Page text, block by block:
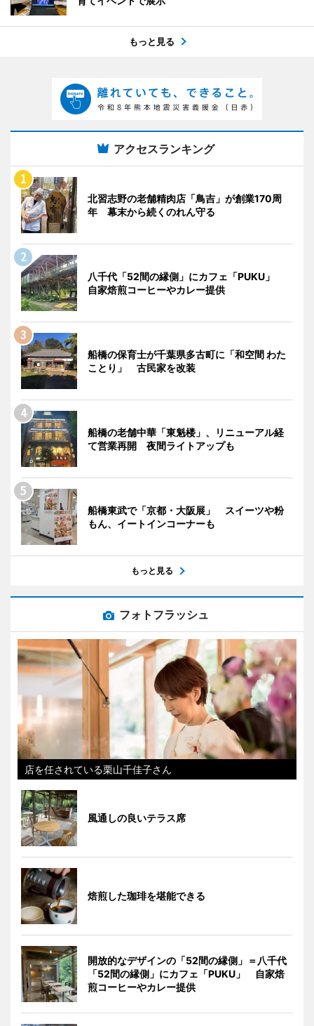
もっと見る
アクセスランキング
北習志野の老舗精肉店「鳥吉」が創業170周
年 幕末から続くのれん守る
八千代「52間の縁側」にカフェ「PUKU」
自家焙煎コーヒーやカレー提供
船橋の保育士が千葉県多古町に「和空間 わた
ことり」 古民家を改装
船橋の老舗中華「東魁楼」、リニューアル経
て営業再開 夜間ライトアップも
船橋東武で「京都・大阪展」 スイーツや粉
もん、イートインコーナーも
もっと見る
フォトフラッシュ
店を任されている栗山千佳子さん
風通しの良いテラス席
焙煎した珈琲を堪能できる
開放的なデザインの「52間の縁側」＝八千代
「52間の縁側」にカフェ「PUKU」 自家焙
煎コーヒーやカレー提供